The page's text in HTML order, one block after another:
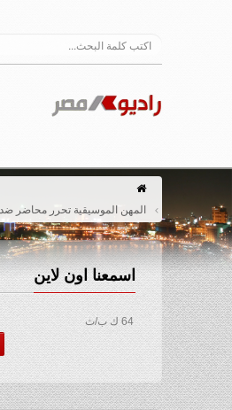
المهن الموسيقية تحرر محاضر ضد رؤساء
اسمعنا اون لاين
64 ك ب/ث
استمع